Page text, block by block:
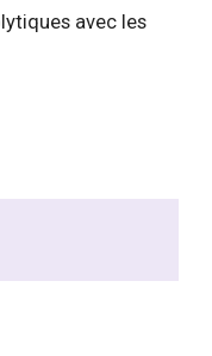
avec les